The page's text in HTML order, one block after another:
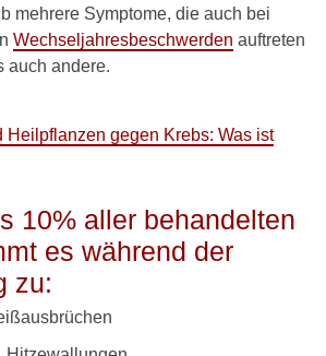
mehrere Symptome, die auch bei
Wechseljahresbeschwerden auftreten
auch andere.
Heilpflanzen gegen Krebs: Was ist
10% aller behandelten
es während der
zu:
Beiträge